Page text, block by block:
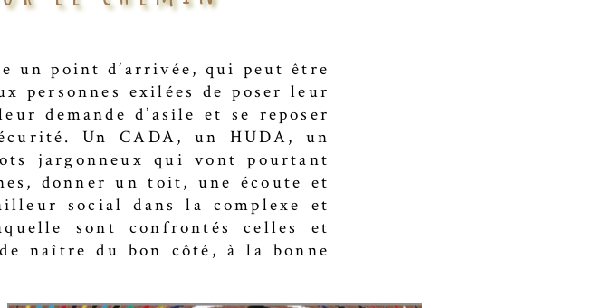
un point d’arrivée, qui peut être
personnes exilées de poser leur
demande d’asile et se reposer
Un CADA, un HUDA, un
jargonneux qui vont pourtant
donner un toit, une écoute et
social dans la complexe et
sont confrontés celles et
naître du bon côté, à la bonne